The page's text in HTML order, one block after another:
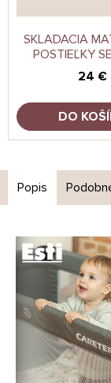
SKLADACIA
POSTIEĽKY
CHAMELEON
24 €
DO
Popis